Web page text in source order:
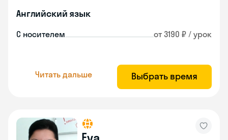
Английский язык
С носителем от 3190 ₽ / урок
Читать дальше Выбрать время